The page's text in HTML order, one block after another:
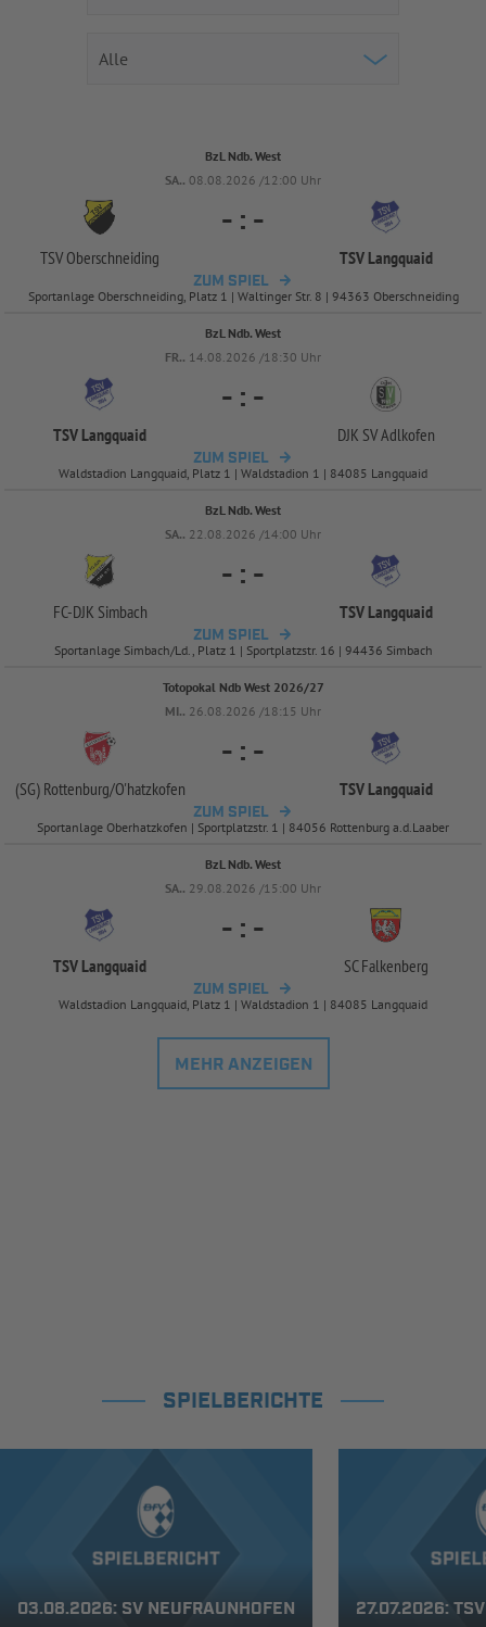
BzL Ndb. West
SA.. 08.08.2026 /12:00 Uhr
TSV Oberschneiding
- : -
TSV Langquaid
ZUM SPIEL
Sportanlage Oberschneiding, Platz 1 | Waltinger Str. 8 | 94363 Oberschneiding
BzL Ndb. West
FR.. 14.08.2026 /18:30 Uhr
TSV Langquaid
- : -
DJK SV Adlkofen
ZUM SPIEL
Waldstadion Langquaid, Platz 1 | Waldstadion 1 | 84085 Langquaid
BzL Ndb. West
SA.. 22.08.2026 /14:00 Uhr
FC-DJK Simbach
- : -
TSV Langquaid
ZUM SPIEL
Sportanlage Simbach/Ld., Platz 1 | Sportplatzstr. 16 | 94436 Simbach
Totopokal Ndb West 2026/27
MI.. 26.08.2026 /18:15 Uhr
(SG) Rottenburg/O'hatzkofen
- : -
TSV Langquaid
ZUM SPIEL
Sportanlage Oberhatzkofen | Sportplatzstr. 1 | 84056 Rottenburg a.d.Laaber
BzL Ndb. West
SA.. 29.08.2026 /15:00 Uhr
TSV Langquaid
- : -
SC Falkenberg
ZUM SPIEL
Waldstadion Langquaid, Platz 1 | Waldstadion 1 | 84085 Langquaid
MEHR ANZEIGEN
SPIELBERICHTE
03.08.2026: SV NEUFRAUNHOFEN
27.07.2026: